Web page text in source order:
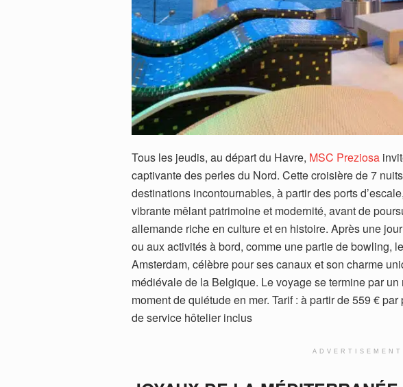
Tous les jeudis, au départ du Havre, MSC Preziosa
captivante des perles du Nord. Cette croisière de 7
destinations incontournables, à partir des ports
vibrante mêlant patrimoine et modernité, avant de
allemande riche en culture et en histoire. Après une
ou aux activités à bord, comme une partie de bowling,
Amsterdam, célèbre pour ses canaux et son charme
médiévale de la Belgique. Le voyage se termine par
moment de quiétude en mer. Tarif : à partir de 559 €
de service hôtelier inclus
ADVERTISEMENT